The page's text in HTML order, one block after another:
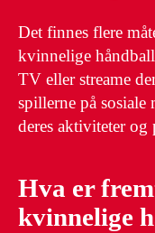
Det finnes flere
kvinnelige
TV eller streame
spillerne på
deres aktiviteter og
Hva er
kvinnelige